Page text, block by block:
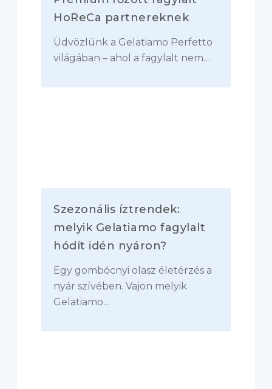
HoReCa partnereknek
Üdvözlünk a Gelatiamo Perfetto
világában – ahol a fagylalt nem…
Szezonális íztrendek:
melyik Gelatiamo fagylalt
hódít idén nyáron?
Egy gombócnyi olasz életérzés a
nyár szívében. Vajon melyik
Gelatiamo…